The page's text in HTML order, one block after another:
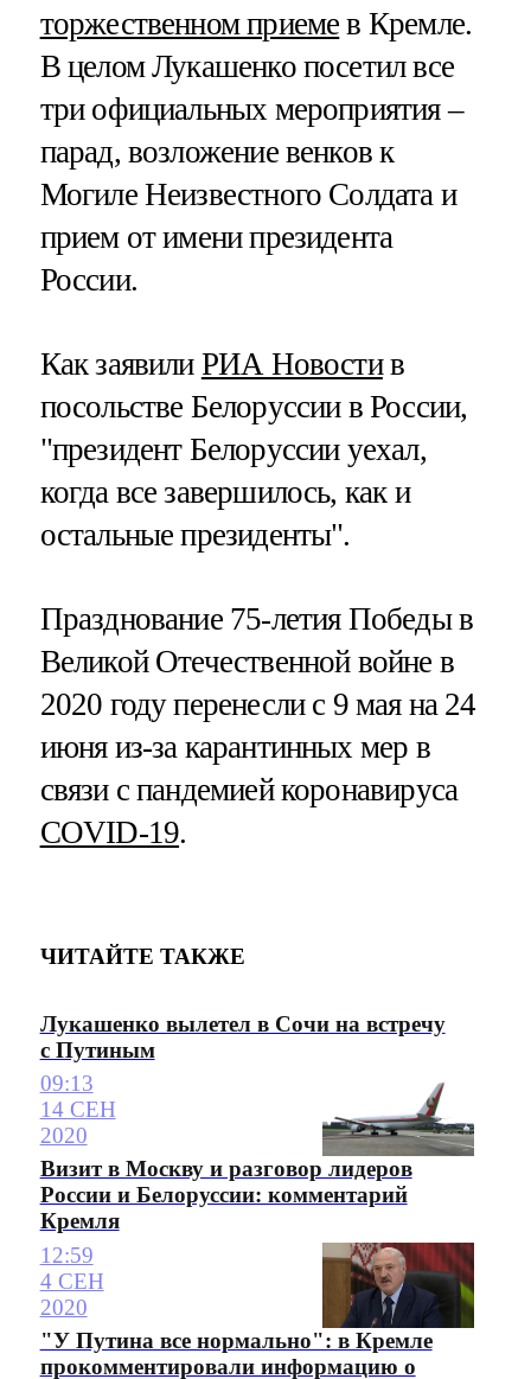
торжественном приеме в Кремле.
В целом Лукашенко посетил все
три официальных мероприятия –
парад, возложение венков к
Могиле Неизвестного Солдата и
прием от имени президента
России.
Как заявили РИА Новостив
посольстве Белоруссии в России,
"президент Белоруссии уехал,
когда все завершилось, как и
остальные президенты".
Празднование 75-летия Победы в
Великой Отечественной войне в
2020 году перенесли с 9 мая на 24
июня из-за карантинных мер в
связи с пандемией коронавируса
COVID-19.
ЧИТАЙТЕ ТАКЖЕ
Лукашенко вылетел в Сочи на встречу
с Путиным
09:13
14 СЕН
2020
Визит в Москву и разговор лидеров
России и Белоруссии: комментарий
Кремля
12:59
4 СЕН
2020
"У Путина все нормально": в Кремле
прокомментировали информацию о